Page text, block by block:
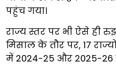
पहुंच गया।
राज्य स्तर पर भी ऐसे ही
मिसाल के तौर पर, 17
में 2024-25 और 2025-26